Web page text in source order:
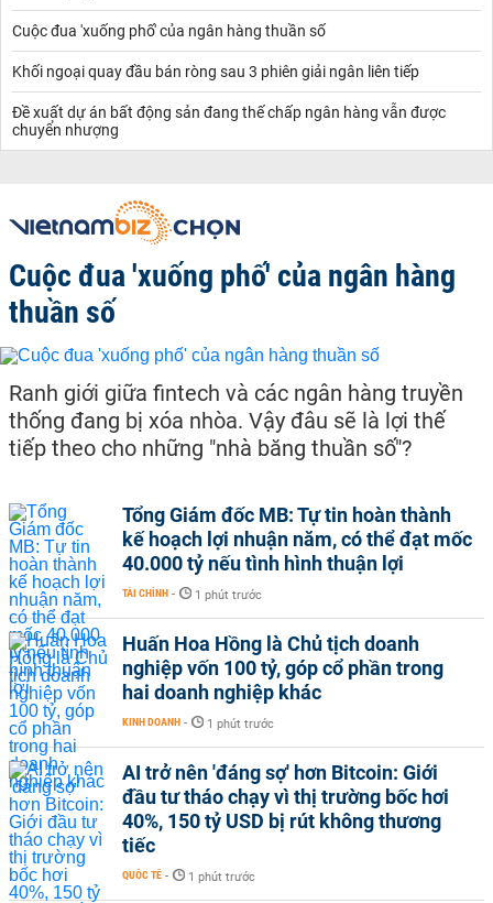
Cuộc đua 'xuống phố' của ngân hàng thuần số
Khối ngoại quay đầu bán ròng sau 3 phiên giải ngân liên tiếp
Đề xuất dự án bất động sản đang thế chấp ngân hàng vẫn được
chuyển nhượng
Cuộc đua 'xuống phố' của ngân hàng
thuần số
Ranh giới giữa fintech và các ngân hàng truyền
thống đang bị xóa nhòa. Vậy đâu sẽ là lợi thế
tiếp theo cho những "nhà băng thuần số"?
Tổng Giám đốc MB: Tự tin hoàn thành
kế hoạch lợi nhuận năm, có thể đạt mốc
40.000 tỷ nếu tình hình thuận lợi
TÀI CHÍNH - 1 phút trước
Huấn Hoa Hồng là Chủ tịch doanh
nghiệp vốn 100 tỷ, góp cổ phần trong
hai doanh nghiệp khác
KINH DOANH - 1 phút trước
AI trở nên 'đáng sợ' hơn Bitcoin: Giới
đầu tư tháo chạy vì thị trường bốc hơi
40%, 150 tỷ USD bị rút không thương
tiếc
QUỐC TẾ - 1 phút trước